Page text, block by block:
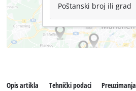
Poštanski broj ili grad
Opis artikla Tehnički podaci Preuzimanja